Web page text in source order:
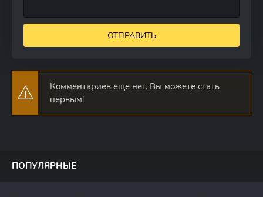
ОТПРАВИТЬ
Комментариев еще нет. Вы можете стать
первым!
ПОПУЛЯРНЫЕ